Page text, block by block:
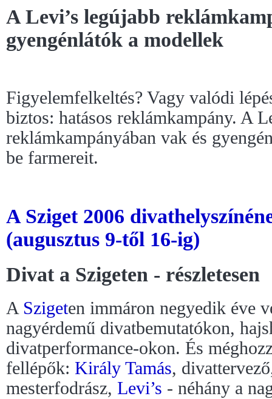
A Levi’s legújabb
gyengénlátók a modellek
Figyelemfelkeltés? Vagy valódi
biztos: hatásos reklámkampány. A
reklámkampányában vak és
be farmereit.
A Sziget 2006
(augusztus 9-től 16-ig)
Divat a Szigeten - részletesen
A Szigeten immáron negyedik éve
nagyérdemű divatbemutatókon,
divatperformance-okon. És
fellépők: Király Tamás,
mesterfodrász, Levi’s - néhány a